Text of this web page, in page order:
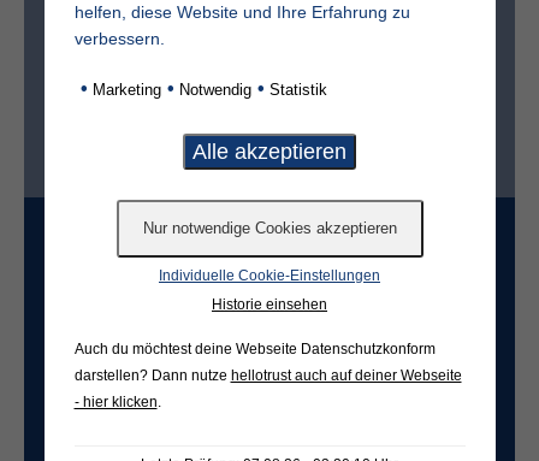
Sterbedatum
Ist der Friedhof im selben Ort?*
Freifeld für evtl. Anmerkungen
helfen, diese Website und Ihre Erfahrung zu
verbessern.
• Marketing • Notwendig • Statistik
Individuelle Cookie-Einstellungen
Historie einsehen
Auch du möchtest deine Webseite Datenschutzkonform
darstellen? Dann nutze hellotrust auch auf deiner Webseite
- hier klicken